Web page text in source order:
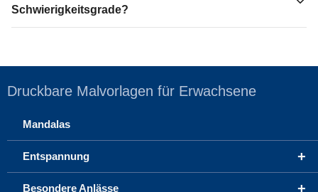
Schwierigkeitsgrade?
Druckbare Malvorlagen für Erwachsene
Mandalas
+
Entspannung
+
Besondere Anlässe